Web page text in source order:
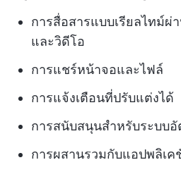
การสื่อสารแบบเรียลไทม์ผ่
และวิดีโอ
การแชร์หน้าจอและไฟล์
การแจ้งเตือนที่ปรับแต่งได้
การสนับสนุนสำหรับระบบ
การผสานรวมกับแอปพลิเ